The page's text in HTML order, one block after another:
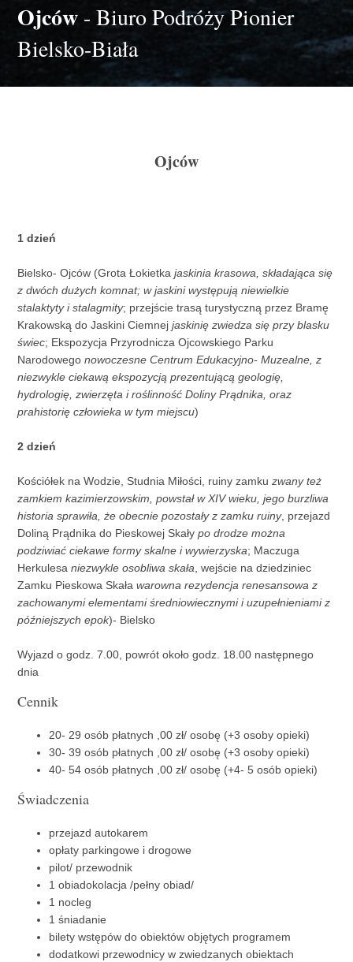
Ojców - Biuro Podróży Pionier
Bielsko-Biała
Ojców
1 dzień
Bielsko- Ojców (Grota Łokietkajaskinia krasowa, składająca się
z dwóch dużych komnat; w jaskini występują niewielkie
stalaktyty i stalagmity; przejście trasą turystyczną przez Bramę
Krakowską do Jaskini Ciemnejjaskinię zwiedza się przy blasku
świec; Ekspozycja Przyrodnicza Ojcowskiego Parku
Narodowegonowoczesne Centrum Edukacyjno- Muzealne, z
niezwykle ciekawą ekspozycją prezentującą geologię,
hydrologię, zwierzęta i roślinność Doliny Prądnika, oraz
prahistorię człowieka w tym miejscu)
2 dzień
Kościółek na Wodzie, Studnia Miłości, ruiny zamkuzwany też
zamkiem kazimierzowskim, powstał w XIV wieku, jego burzliwa
historia sprawiła, że obecnie pozostały z zamku ruiny, przejazd
Doliną Prądnika do Pieskowej Skałypo drodze można
podziwiać ciekawe formy skalne i wywierzyska; Maczuga
Herkulesaniezwykle osobliwa skała, wejście na dziedziniec
Zamku Pieskowa Skaławarowna rezydencja renesansowa z
zachowanymi elementami średniowiecznymi i uzupełnieniami z
późniejszych epok)- Bielsko
Wyjazd o godz. 7.00, powrót około godz. 18.00 następnego
dnia
Cennik
20- 29 osób płatnych ,00 zł/ osobę (+3 osoby opieki)
30- 39 osób płatnych ,00 zł/ osobę (+3 osoby opieki)
40- 54 osób płatnych ,00 zł/ osobę (+4- 5 osób opieki)
Świadczenia
przejazd autokarem
opłaty parkingowe i drogowe
pilot/ przewodnik
1 obiadokolacja /pełny obiad/
1 nocleg
1 śniadanie
bilety wstępów do obiektów objętych programem
dodatkowi przewodnicy w zwiedzanych obiektach